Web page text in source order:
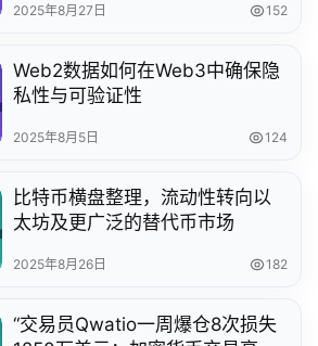
2025年8月27日 152
Web2数据如何在Web3中确保隐
私性与可验证性
2025年8月5日 124
比特币横盘整理，流动性转向以
太坊及更广泛的替代币市场
2025年8月26日 182
“交易员Qwatio一周爆仓8次损失